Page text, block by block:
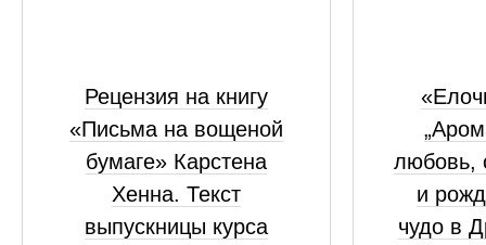
Рецензия на книгу
«Письма на вощеной
бумаге» Карстена
Хенна. Текст
выпускницы курса
любовь,
и
чудо в